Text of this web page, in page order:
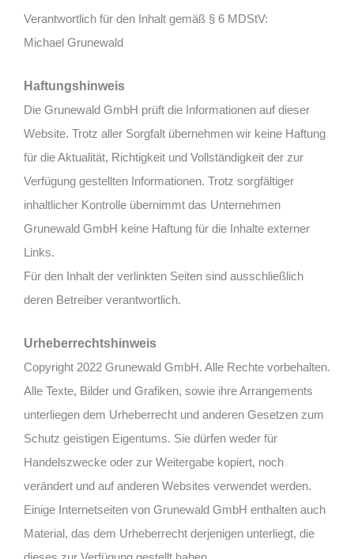
Verantwortlich für den Inhalt gemäß § 6 MDStV:
Michael Grunewald
Haftungshinweis
Die Grunewald GmbH prüft die Informationen auf dieser
Website. Trotz aller Sorgfalt übernehmen wir keine Haftung
für die Aktualität, Richtigkeit und Vollständigkeit der zur
Verfügung gestellten Informationen. Trotz sorgfältiger
inhaltlicher Kontrolle übernimmt das Unternehmen
Grunewald GmbH keine Haftung für die Inhalte externer
Links.
Für den Inhalt der verlinkten Seiten sind ausschließlich
deren Betreiber verantwortlich.
Urheberrechtshinweis
Copyright 2022 Grunewald GmbH. Alle Rechte vorbehalten.
Alle Texte, Bilder und Grafiken, sowie ihre Arrangements
unterliegen dem Urheberrecht und anderen Gesetzen zum
Schutz geistigen Eigentums. Sie dürfen weder für
Handelszwecke oder zur Weitergabe kopiert, noch
verändert und auf anderen Websites verwendet werden.
Einige Internetseiten von Grunewald GmbH enthalten auch
Material, das dem Urheberrecht derjenigen unterliegt, die